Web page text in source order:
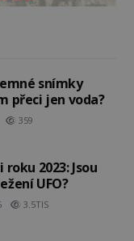
snímky
přeci jen voda?
359
2023: Jsou
UFO?
3.5TIS